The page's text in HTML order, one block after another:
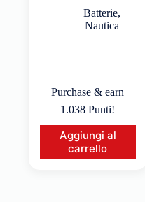
Batterie,
Nautica
Purchase & earn
1.038 Punti!
Aggiungi al
carrello